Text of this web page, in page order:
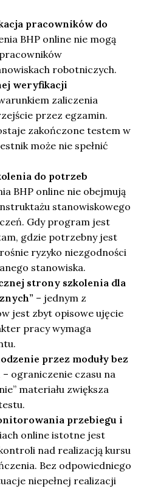
pracowników do
BHP online nie mogą
robotniczych.
weryfikacji
zaliczenia
przez egzamin.
zakończone testem w
może nie spełnić
do potrzeb
BHP online nie obejmują
stanowiskowego
Gdy program jest
gdzie potrzebny jest
ryzyko niezgodności
stanowiska.
strony szkolenia dla
– jednym z
jest zbyt opisowe ujęcie
pracy wymaga
przez moduły bez
– ograniczenie czasu na
materiału zwiększa
przebiegu i
online istotne jest
nad realizacją kursu
Bez odpowiedniego
niepełnej realizacji